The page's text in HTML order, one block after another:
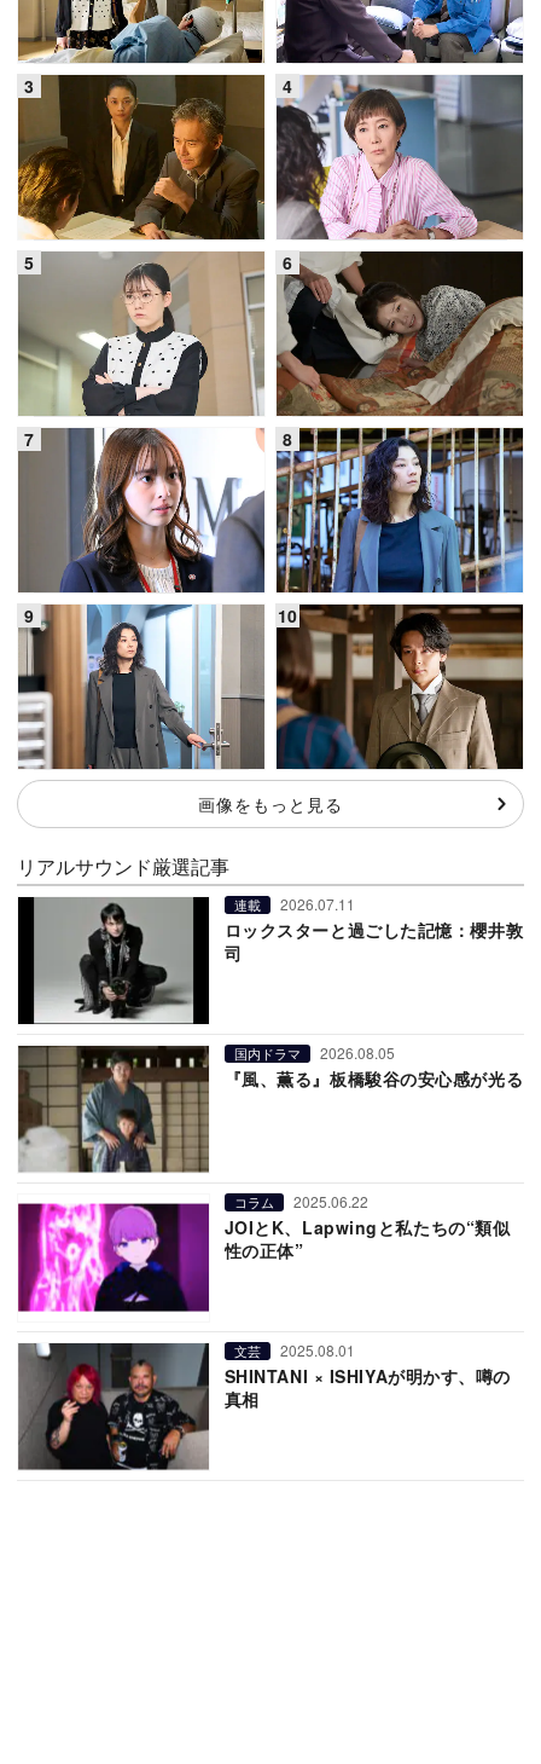
画像をもっと見る
リアルサウンド厳選記事
連載 2026.07.11
ロックスターと過ごした記憶：櫻井敦
司
国内ドラマ 2026.08.05
『風、薫る』板橋駿谷の安心感が光る
コラム 2025.06.22
JOIとK、Lapwingと私たちの“類似
性の正体”
文芸 2025.08.01
SHINTANI × ISHIYAが明かす、噂の
真相